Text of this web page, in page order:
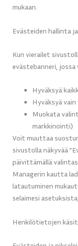
mukaan.
Evästeiden hallinta
Kun vierailet
evästebanneri, jossa
Hyväksyä
Hyväksyä
Muokata
markkinointi)
Voit muuttaa
sivustolla näkyvää
päivittämällä
Managerin kautta
latautuminen
selaimesi
Henkilötietojen